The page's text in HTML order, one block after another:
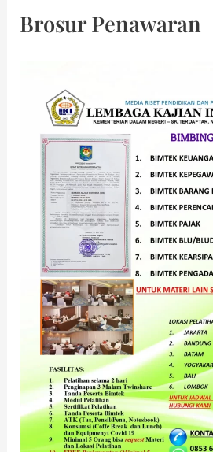
Brosur Penawaran